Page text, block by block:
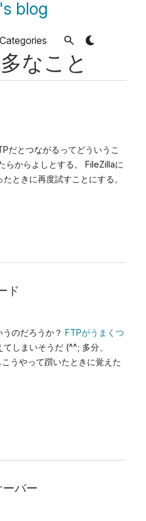
blog
Categories
なこと
だとつながるってどういうこ
らからよしとする。 FileZillaに
ときに再度試すことにする。
ド
のだろうか？ FTPがうまくつ
しまいそうだ (^^; 多分、
うやって躓いたときに覚えた
バー